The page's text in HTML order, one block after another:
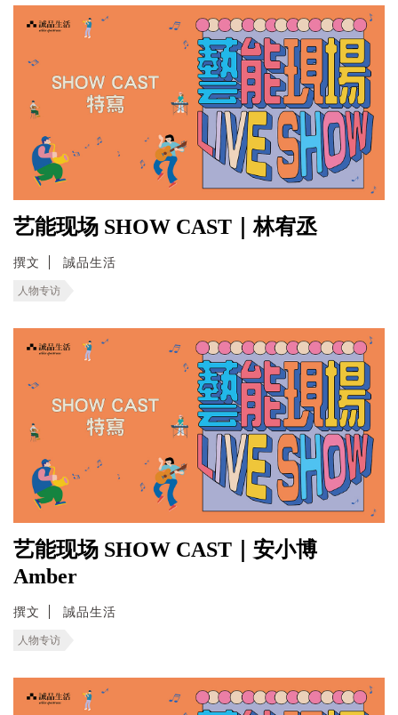
艺能现场 SHOW CAST｜林宥丞
撰文 誠品生活
人物专访
艺能现场 SHOW CAST｜安小博
Amber
撰文 誠品生活
人物专访